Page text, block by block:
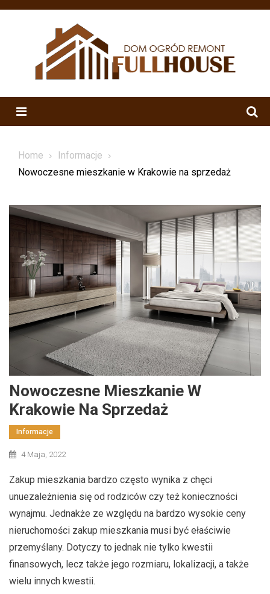
Skip
Menu
Home
Informacje
Nowoczesne mieszkanie w Krakowie na sprzedaż
Nowoczesne Mieszkanie W
Krakowie Na Sprzedaż
Informacje
4 Maja, 2022
Zakup mieszkania bardzo często wynika z chęci
unuezależnienia się od rodziców czy też konieczności
wynajmu. Jednakże ze względu na bardzo wysokie ceny
nieruchomości zakup mieszkania musi być ełaściwie
przemyślany. Dotyczy to jednak nie tylko kwestii
finansowych, lecz także jego rozmiaru, lokalizacji, a także
wielu innych kwestii.